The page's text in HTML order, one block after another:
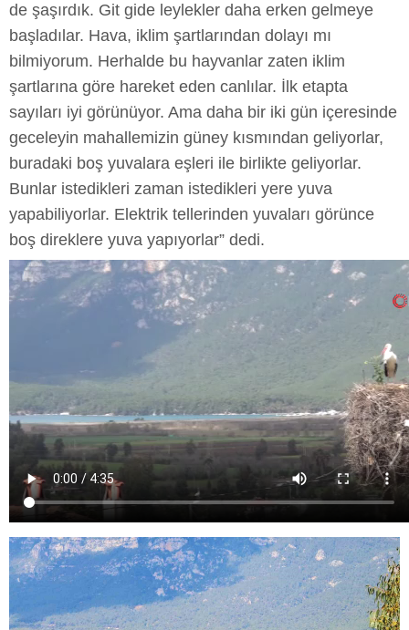
de şaşırdık. Git gide leylekler daha erken gelmeye
başladılar. Hava, iklim şartlarından dolayı mı
bilmiyorum. Herhalde bu hayvanlar zaten iklim
şartlarına göre hareket eden canlılar. İlk etapta
sayıları iyi görünüyor. Ama daha bir iki gün içeresinde
geceleyin mahallemizin güney kısmından geliyorlar,
buradaki boş yuvalara eşleri ile birlikte geliyorlar.
Bunlar istedikleri zaman istedikleri yere yuva
yapabiliyorlar. Elektrik tellerinden yuvaları görünce
boş direklere yuva yapıyorlar” dedi.